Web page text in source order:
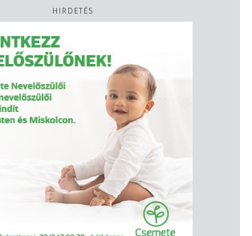
HIRDETÉS